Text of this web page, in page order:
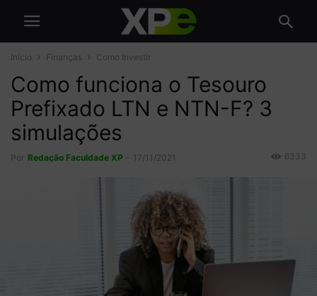
Início Finanças Como Investir
Como funciona o Tesouro
Prefixado LTN e NTN-F? 3
simulações
Por Redação Faculdade XP 17/11/2021 6333